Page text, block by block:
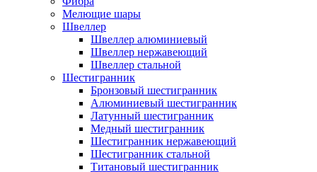
Мелющие шары
Швеллер
Швеллер алюминиевый
Швеллер нержавеющий
Швеллер стальной
Шестигранник
Бронзовый шестигранник
Алюминиевый шестигранник
Латунный шестигранник
Медный шестигранник
Шестигранник нержавеющий
Шестигранник стальной
Титановый шестигранник